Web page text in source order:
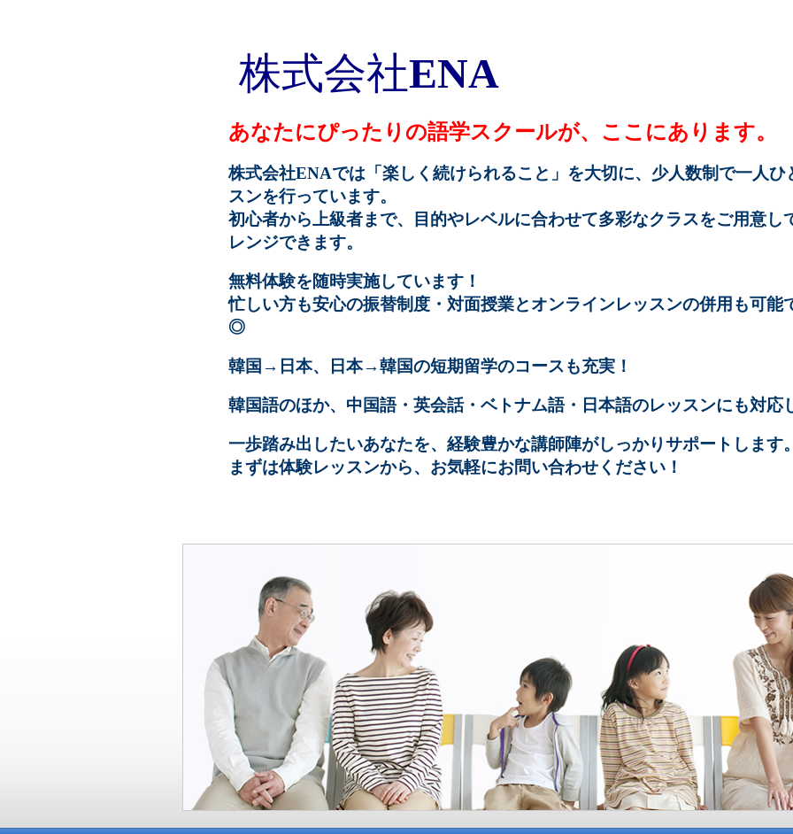
株式会社ENA
あなたにぴったりの語学スクールが、ここにあります。
株式会社ENAでは「楽しく続けられること」を大切に、少人数制で一人ひ
スンを行っています。
初心者から上級者まで、目的やレベルに合わせて多彩なクラスをご用意し
レンジできます。
無料体験を随時実施しています！
忙しい方も安心の振替制度・対面授業とオンラインレッスンの併用も可能
◎
韓国→日本、日本→韓国の短期留学のコースも充実！
韓国語のほか、中国語・英会話・ベトナム語・日本語のレッスンにも対応
一歩踏み出したいあなたを、経験豊かな講師陣がしっかりサポートします。
まずは体験レッスンから、お気軽にお問い合わせください！